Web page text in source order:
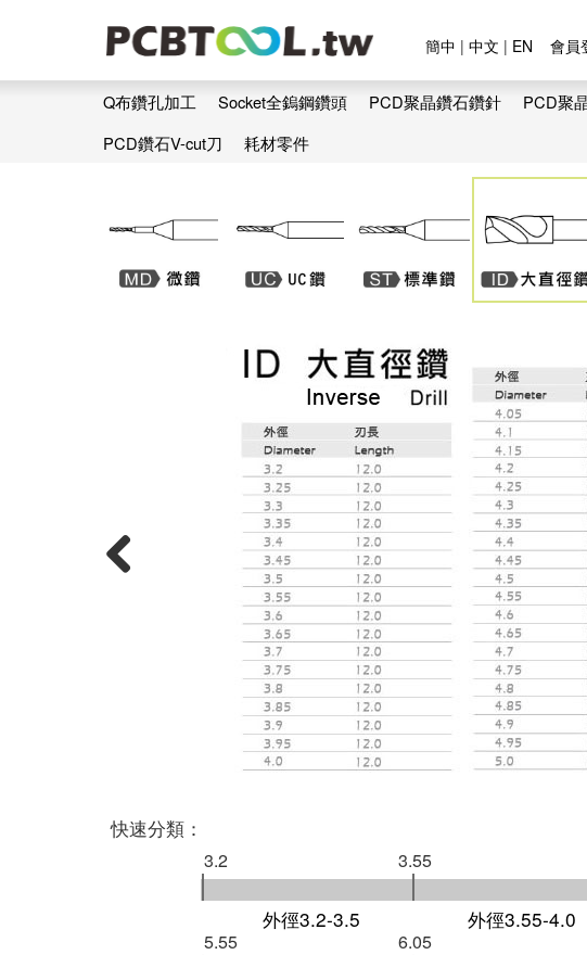
簡中 | 中文 | EN 會員
Q布鑽孔加工 Socket全鎢鋼鑽頭 PCD聚晶鑽石鑽針 PCD聚
PCD鑽石V-cut刀
耗材零件
快速分類：
3.2
外徑3.2-3.5
3.55
外徑3.55-4.0
5.55 6.05